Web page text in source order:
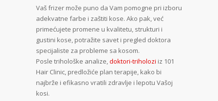
Vaš frizer može puno da Vam pomogne pri izboru
adekvatne farbe i zaštiti kose. Ako pak, već
primećujete promene u kvalitetu, strukturi i
gustini kose, potražite savet i pregled doktora
specijaliste za probleme sa kosom.
Posle trihološke analize,doktori-triholozi iz 101
Hair Clinic, predložiće plan terapije, kako bi
najbrže i efikasno vratili zdravlje i lepotu Vašoj
kosi.